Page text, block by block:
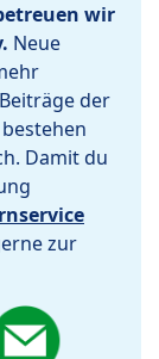
wir
Neue
der
Damit du
zur